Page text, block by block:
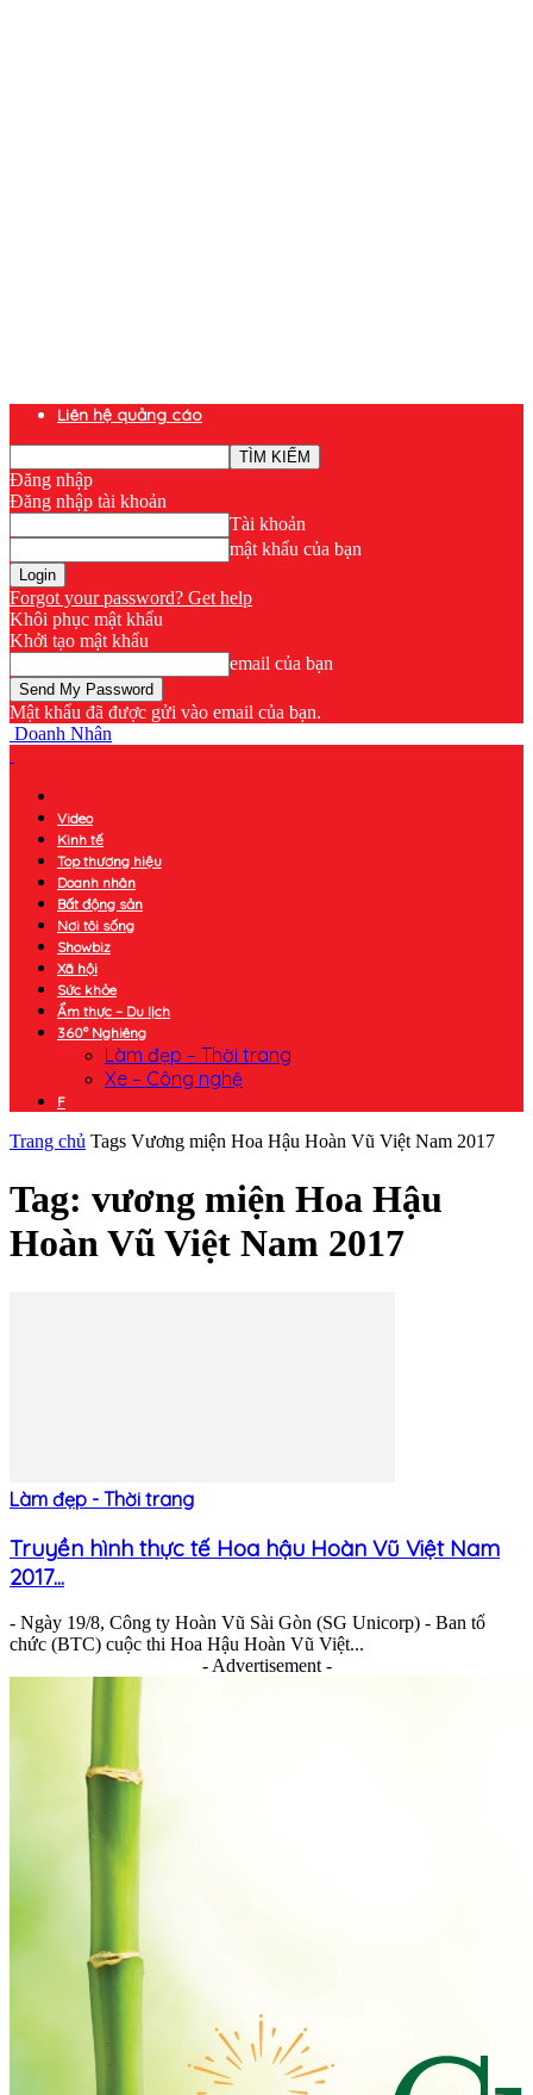
Liên hệ quảng cáo
Đăng nhập
Đăng nhập tài khoản
Tài khoản
mật khẩu của bạn
Forgot your password? Get help
Khôi phục mật khẩu
Khởi tạo mật khẩu
email của bạn
Mật khẩu đã được gửi vào email của bạn.
Doanh Nhân
Video
Kinh tế
Top thương hiệu
Doanh nhân
Bất động sản
Nơi tôi sống
Showbiz
Xã hội
Sức khỏe
Ẩm thực – Du lịch
360° Nghiêng
Làm đẹp – Thời trang
Xe – Công nghệ
F
Trang chủ Tags Vương miện Hoa Hậu Hoàn Vũ Việt Nam 2017
Tag: vương miện Hoa Hậu
Hoàn Vũ Việt Nam 2017
Làm đẹp - Thời trang
Truyền hình thực tế Hoa hậu Hoàn Vũ Việt Nam
2017...
- Ngày 19/8, Công ty Hoàn Vũ Sài Gòn (SG Unicorp) - Ban tổ
chức (BTC) cuộc thi Hoa Hậu Hoàn Vũ Việt...
- Advertisement -